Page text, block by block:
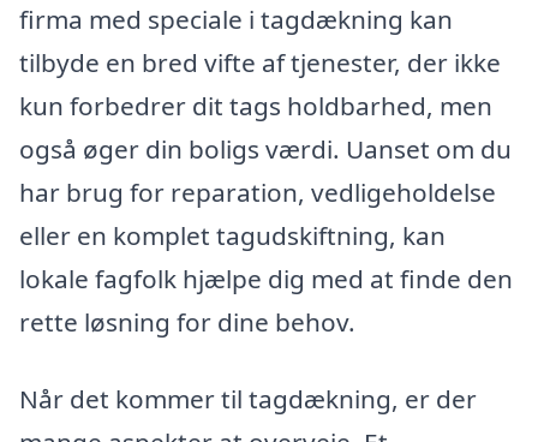
firma med speciale i tagdækning kan
tilbyde en bred vifte af tjenester, der ikke
kun forbedrer dit tags holdbarhed, men
også øger din boligs værdi. Uanset om du
har brug for reparation, vedligeholdelse
eller en komplet tagudskiftning, kan
lokale fagfolk hjælpe dig med at finde den
rette løsning for dine behov.
Når det kommer til tagdækning, er der